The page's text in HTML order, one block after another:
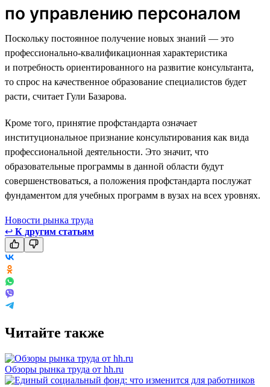
по управлению персоналом
Поскольку постоянное получение новых знаний — это
профессионально-квалификационная характеристика
и потребность ориентированного на развитие консультанта,
то спрос на качественное образование специалистов будет
расти, считает Гули Базарова.
Кроме того, принятие профстандарта означает
институциональное признание консультирования как вида
профессиональной деятельности. Это значит, что
образовательные программы в данной области будут
совершенствоваться, а положения профстандарта послужат
фундаментом для учебных программ в вузах на всех уровнях.
Новости рынка труда
↩ К другим статьям
Читайте также
Обзоры рынка труда от hh.ru